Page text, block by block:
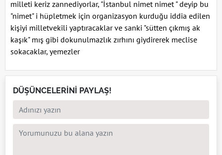
milleti keriz zannediyorlar, "İstanbul nimet nimet " deyip bu
"nimet" i hüpletmek için organizasyon kurduğu iddia edilen
kişiyi milletvekili yaptıracaklar ve sanki "sütten çıkmış ak
kaşık" mış gibi dokunulmazlık zırhını giydirerek meclise
sokacaklar, yemezler
DÜŞÜNCELERİNİ PAYLAŞ!